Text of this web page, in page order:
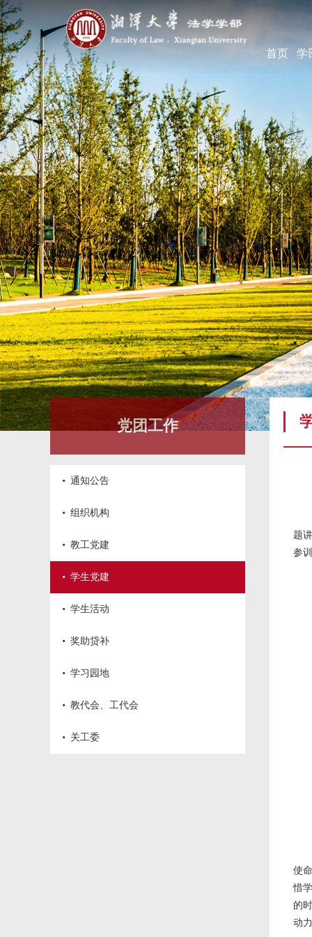
首页 学
学
党团工作
· 通知公告
· 组织机构
· 教工党建
· 学生党建
· 学生活动
· 奖助贷补
· 学习园地
· 教代会、工代会
· 关工委
题
参
使
惜
的
动